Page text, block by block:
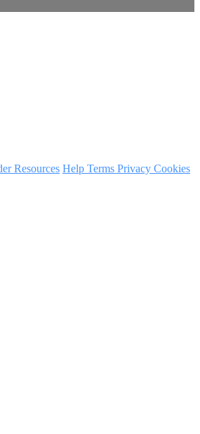
Resources Help Terms Privacy Cookies